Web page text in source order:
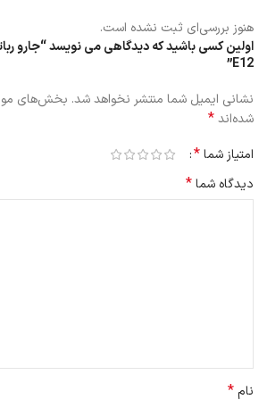
جدا شده و به راحتی تمیز می شوند.
هنوز بررسی‌ای ثبت نشده است.
اولین کسی باشید که دیدگاهی می نویسد “جارو
E12”
نشانی ایمیل شما منتشر نخواهد شد. بخش‌های
شده‌اند*
امتیاز شما*
دیدگاه شما*
نام*